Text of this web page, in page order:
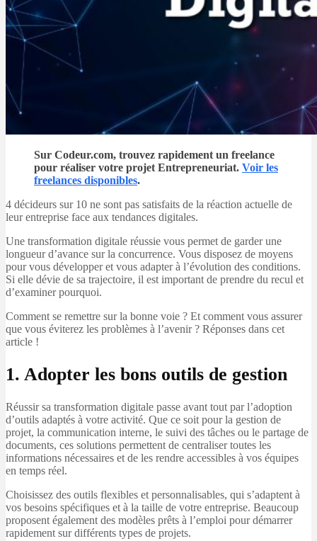
Sur Codeur.com, trouvez rapidement un freelance
pour réaliser votre projet Entrepreneuriat. Voir les
freelances disponibles.
4 décideurs sur 10 ne sont pas satisfaits de la réaction actuelle de
leur entreprise face aux tendances digitales.
Une transformation digitale réussie vous permet de garder une
longueur d’avance sur la concurrence. Vous disposez de moyens
pour vous développer et vous adapter à l’évolution des conditions.
Si elle dévie de sa trajectoire, il est important de prendre du recul et
d’examiner pourquoi.
Comment se remettre sur la bonne voie ? Et comment vous assurer
que vous éviterez les problèmes à l’avenir ? Réponses dans cet
article !
1. Adopter les bons outils de gestion
Réussir sa transformation digitale passe avant tout par l’adoption
d’outils adaptés à votre activité. Que ce soit pour la gestion de
projet, la communication interne, le suivi des tâches ou le partage de
documents, ces solutions permettent de centraliser toutes les
informations nécessaires et de les rendre accessibles à vos équipes
en temps réel.
Choisissez des outils flexibles et personnalisables, qui s’adaptent à
vos besoins spécifiques et à la taille de votre entreprise. Beaucoup
proposent également des modèles prêts à l’emploi pour démarrer
rapidement sur différents types de projets.